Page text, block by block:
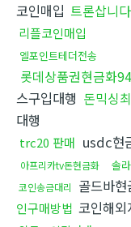
코인매입 트론삽니다
리플코인매입
엘포인트테더전송
롯데상품권현금화
스구입대행 돈믹싱
대행
trc20 판매 usdc현
아프리카tv돈현금화 솔
코인송금대리
골드바
인구매방법 코인해외